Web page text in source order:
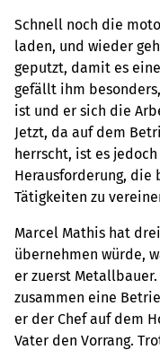
Schnell noch die
laden, und wieder
geputzt, damit es
gefällt ihm
ist und er sich die
Jetzt, da auf dem
herrscht, ist es
Herausforderung, die
Tätigkeiten zu
Marcel Mathis hat
übernehmen würde,
er zuerst
zusammen eine
er der Chef auf dem
Vater den Vorrang.